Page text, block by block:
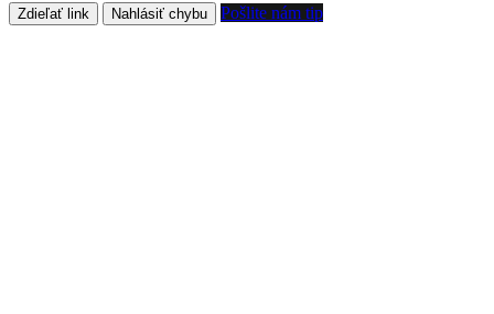
Zdieľať link Nahlásiť chybu Pošlite nám tip